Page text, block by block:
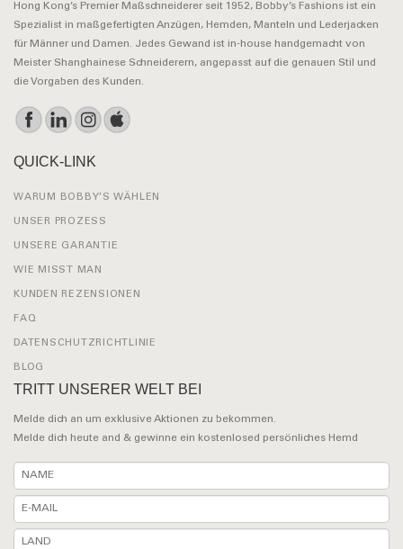
Hong Kong’s Premier Maßschneiderer seit 1952, Bobby’s Fashions ist ein
Spezialist in maßgefertigten Anzügen, Hemden, Manteln und Lederjacken
für Männer und Damen. Jedes Gewand ist in-house handgemacht von
Meister Shanghainese Schneiderern, angepasst auf die genauen Stil und
die Vorgaben des Kunden.
QUICK-LINK
WARUM BOBBY’S WÄHLEN
UNSER PROZESS
UNSERE GARANTIE
WIE MISST MAN
KUNDEN REZENSIONEN
FAQ
DATENSCHUTZRICHTLINIE
BLOG
TRITT UNSERER WELT BEI
Melde dich an um exklusive Aktionen zu bekommen.
Melde dich heute and & gewinne ein kostenlosed persönliches Hemd